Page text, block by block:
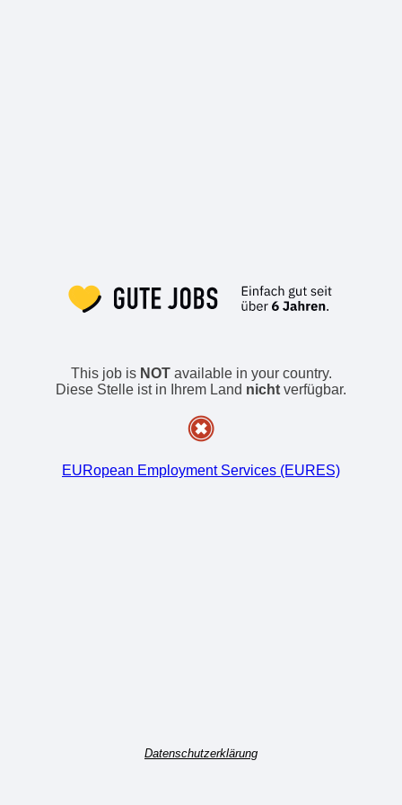
This job is NOTavailable in your country.
Diese Stelle ist in Ihrem Land nicht verfügbar.
EURopean Employment Services (EURES)
Datenschutzerklärung